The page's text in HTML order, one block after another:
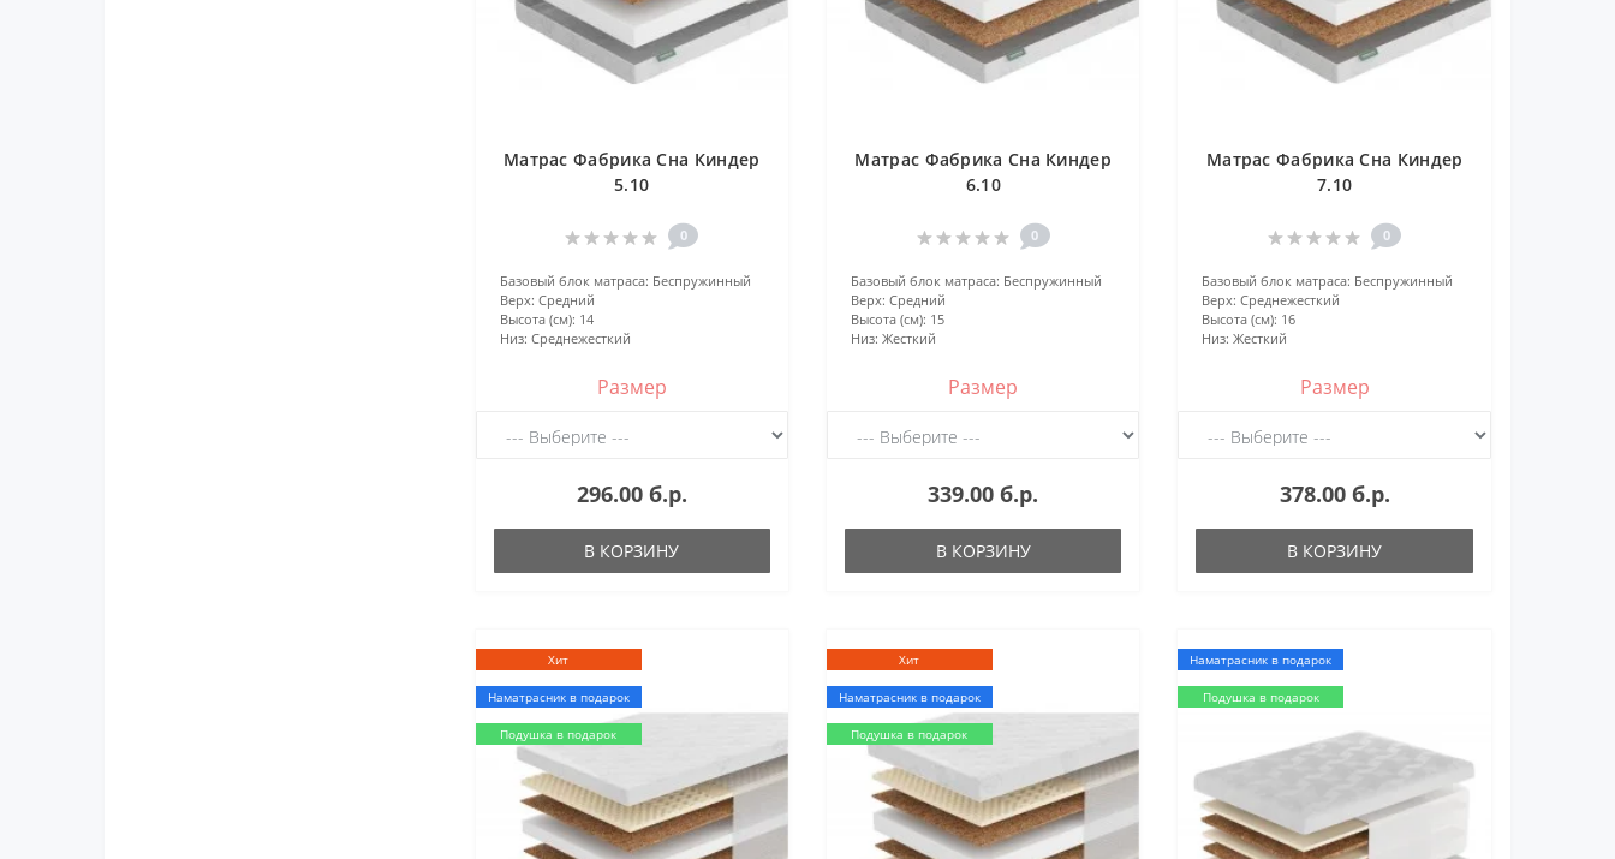
Матрас Фабрика Сна Киндер
5.10
0
Базовый блок матраса: Беспружинный
Верх: Средний
Высота (см): 14
Низ: Среднежесткий
Размер
296.00 б.р.
В КОРЗИНУ
Матрас Фабрика Сна Киндер
6.10
0
Базовый блок матраса: Беспружинный
Верх: Средний
Высота (см): 15
Низ: Жесткий
Размер
339.00 б.р.
В КОРЗИНУ
Матрас Фабрика Сна Киндер
7.10
0
Базовый блок матраса: Беспружинный
Верх: Среднежесткий
Высота (см): 16
Низ: Жесткий
Размер
378.00 б.р.
В КОРЗИНУ
Хит
Наматрасник в подарок
Подушка в подарок
Хит
Наматрасник в подарок
Подушка в подарок
Наматрасник в подарок
Подушка в подарок